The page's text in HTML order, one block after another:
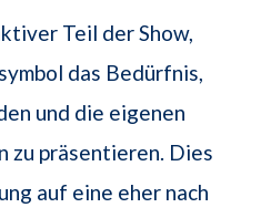
Teil der Show,
das Bedürfnis,
und die eigenen
zu präsentieren. Dies
auf eine eher nach